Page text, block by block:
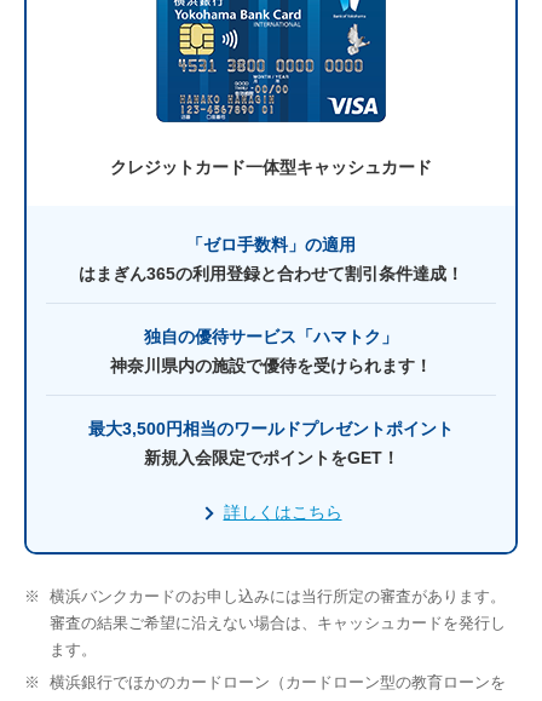
クレジットカード一体型キャッシュカード
「ゼロ手数料」の適用
はまぎん365の利用登録と合わせて割引条件達成！
独自の優待サービス「ハマトク」
神奈川県内の施設で優待を受けられます！
最大3,500円相当のワールドプレゼントポイント
新規入会限定でポイントをGET！
詳しくはこちら
※
横浜バンクカードのお申し込みには当行所定の審査があります。
審査の結果ご希望に沿えない場合は、キャッシュカードを発行し
ます。
※
横浜銀行でほかのカードローン（カードローン型の教育ローンを